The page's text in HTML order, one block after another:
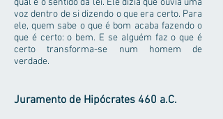
qual é o sentido da lei. Ele dizia que ouvia uma
voz dentro de si dizendo o que era certo. Para
ele, quem sabe o que é bom acaba fazendo o
que é certo: o bem. E se alguém faz o que é
certo transforma-se num homem de
verdade.
Juramento de Hipócrates 460 a.C.